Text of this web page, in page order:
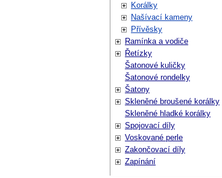
Korálky
Našívací kameny
Přívěsky
Ramínka a vodiče
Řetízky
Šatonové kuličky
Šatonové rondelky
Šatony
Skleněné broušené korálky
Skleněné hladké korálky
Spojovací díly
Voskované perle
Zakončovací díly
Zapínání